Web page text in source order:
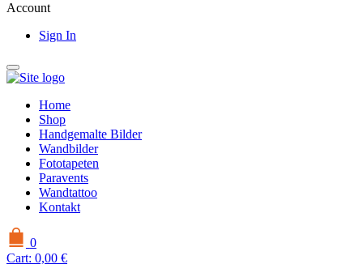
Account
Sign In
Home
Shop
Handgemalte Bilder
Wandbilder
Fototapeten
Paravents
Wandtattoo
Kontakt
0
Cart: 0,00 €